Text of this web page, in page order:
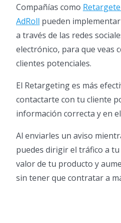
Compañías como
AdRoll pueden
a través de las redes
electrónico, para que veas
clientes potenciales.
El Retargeting es más
contactarte con tu cliente
información correcta y en
Al enviarles un aviso
puedes dirigir el tráfico a
valor de tu producto y
sin tener que contratar a